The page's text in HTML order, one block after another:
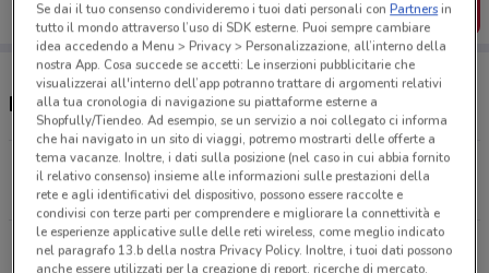
SCARICA L’APP
Negozi Barilla a Rivoli
Via Cesare Battisti, 20 Rivoli
219 m
CHIUSO
Viale Colli, 23A Rivoli
Se dai il tuo consenso condivideremo i tuoi dati personali conPartnersin
tutto il mondo attraverso l’uso di SDK esterne. Puoi sempre cambiare
idea accedendo a Menu > Privacy > Personalizzazione, all’interno della
nostra App. Cosa succede se accetti: Le inserzioni pubblicitarie che
visualizzerai all'interno dell’app potranno trattare di argomenti relativi
alla tua cronologia di navigazione su piattaforme esterne a
Shopfully/Tiendeo. Ad esempio, se un servizio a noi collegato ci informa
che hai navigato in un sito di viaggi, potremo mostrarti delle offerte a
tema vacanze. Inoltre, i dati sulla posizione (nel caso in cui abbia fornito
il relativo consenso) insieme alle informazioni sulle prestazioni della
rete e agli identificativi del dispositivo, possono essere raccolte e
condivisi con terze parti per comprendere e migliorare la connettività e
le esperienze applicative sulle delle reti wireless, come meglio indicato
nel paragrafo 13.b della nostra Privacy Policy. Inoltre, i tuoi dati possono
anche essere utilizzati per la creazione di report, ricerche di mercato,